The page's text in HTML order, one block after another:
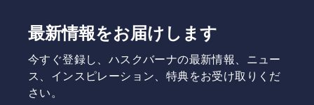
最新情報をお届けします
今すぐ登録し、ハスクバーナの最新情報、ニュー
ス、インスピレーション、特典をお受け取りくだ
さい。